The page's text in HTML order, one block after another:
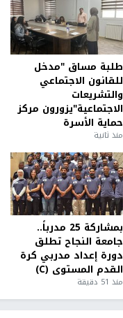
طلبة مساق "مدخل
للقانون الاجتماعي
والتشريعات
الاجتماعية"يزورون مركز
حماية الأسرة
منذ ثانية
بمشاركة 25 مدرباً..
جامعة النجاح تطلق
دورة إعداد مدربي كرة
القدم المستوى (C)
منذ 51 دقيقة